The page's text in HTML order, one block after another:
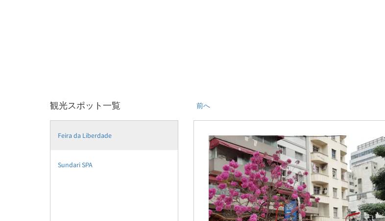
観光スポット一覧
Feira da Liberdade
Sundari SPA
前へ